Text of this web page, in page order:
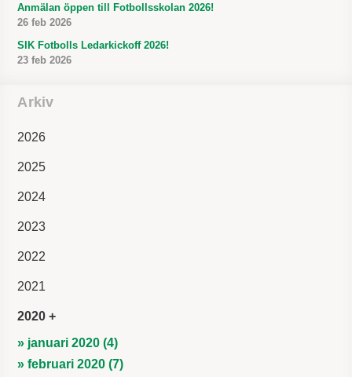
Anmälan öppen till Fotbollsskolan 2026!
26 feb 2026
SIK Fotbolls Ledarkickoff 2026!
23 feb 2026
Arkiv
2026
2025
2024
2023
2022
2021
2020
» januari 2020 (4)
» februari 2020 (7)